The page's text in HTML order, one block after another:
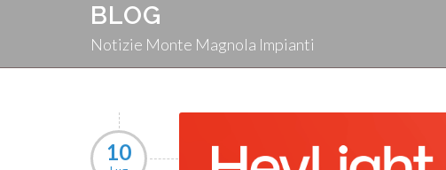
BLOG
Notizie Monte Magnola Impianti
10